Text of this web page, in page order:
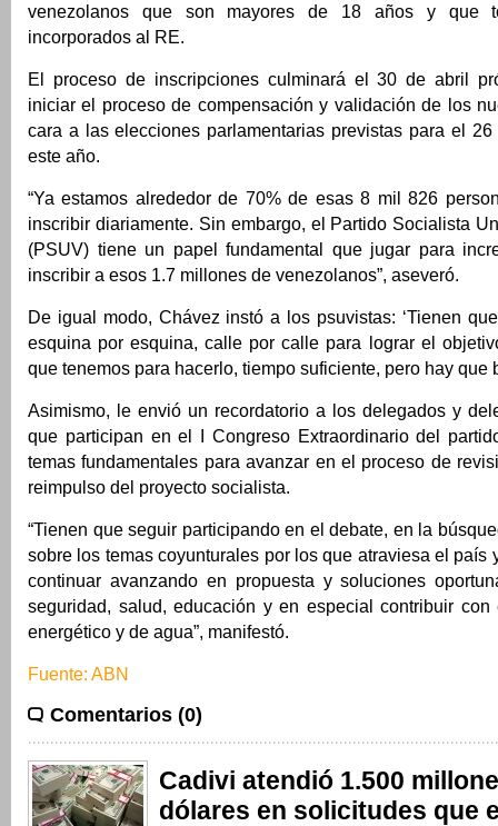
venezolanos que son mayores de 18 años y que
incorporados al RE.
El proceso de inscripciones culminará el 30 de abril
iniciar el proceso de compensación y validación de los
cara a las elecciones parlamentarias previstas para el
este año.
“Ya estamos alrededor de 70% de esas 8 mil 826
inscribir diariamente. Sin embargo, el Partido Socialista
(PSUV) tiene un papel fundamental que jugar para
inscribir a esos 1.7 millones de venezolanos”, aseveró.
De igual modo, Chávez instó a los psuvistas: ‘Tienen
esquina por esquina, calle por calle para lograr el
que tenemos para hacerlo, tiempo suficiente, pero hay que
Asimismo, le envió un recordatorio a los delegados y
que participan en el I Congreso Extraordinario del
temas fundamentales para avanzar en el proceso de
reimpulso del proyecto socialista.
“Tienen que seguir participando en el debate, en la
sobre los temas coyunturales por los que atraviesa el país
continuar avanzando en propuesta y soluciones
seguridad, salud, educación y en especial contribuir
energético y de agua”, manifestó.
Fuente: ABN
Comentarios (0)
Cadivi atendió 1.500
dólares en solicitudes que